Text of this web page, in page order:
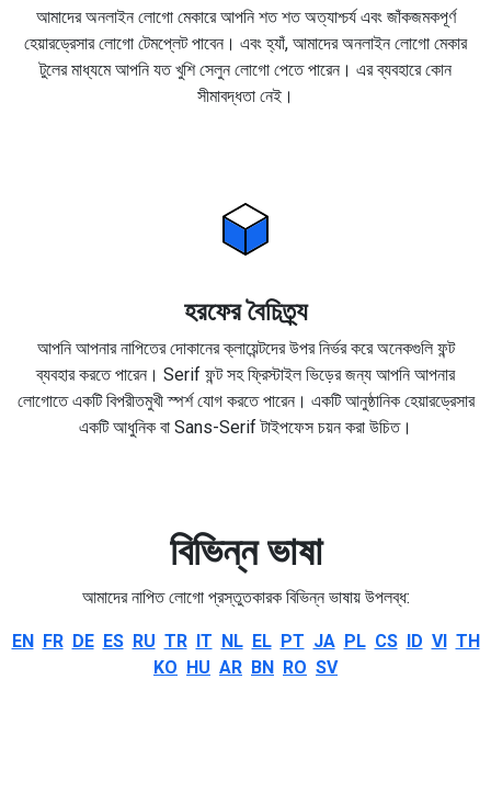
আমাদের অনলাইন লোগো মেকারে আপনি শত শত অত্যাশ্চর্য এবং জাঁকজমকপূর্ণ
হেয়ারড্রেসার লোগো টেমপ্লেট পাবেন। এবং হ্যাঁ, আমাদের অনলাইন লোগো মেকার
টুলের মাধ্যমে আপনি যত খুশি সেলুন লোগো পেতে পারেন। এর ব্যবহারে কোন
সীমাবদ্ধতা নেই।
হরফের বৈচিত্র্য
আপনি আপনার নাপিতের দোকানের ক্লায়েন্টদের উপর নির্ভর করে অনেকগুলি ফন্ট
ব্যবহার করতে পারেন। Serif ফন্ট সহ ফ্রিস্টাইল ভিড়ের জন্য আপনি আপনার
লোগোতে একটি বিপরীতমুখী স্পর্শ যোগ করতে পারেন। একটি আনুষ্ঠানিক হেয়ারড্রেসার
একটি আধুনিক বা Sans-Serif টাইপফেস চয়ন করা উচিত।
বিভিন্ন ভাষা
আমাদের নাপিত লোগো প্রস্তুতকারক বিভিন্ন ভাষায় উপলব্ধ:
EN FR DE ES RU TR IT NL EL PT JA PL CS ID VI TH
KO HU AR BN RO SV